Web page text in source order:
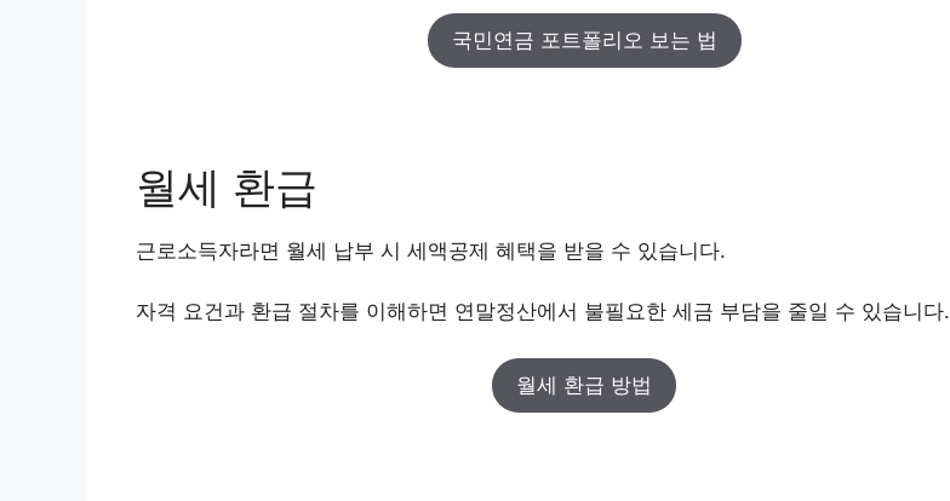
국민연금 포트폴리오 보는 법
월세 환급
근로소득자라면 월세 납부 시 세액공제 혜택을 받을 수 있습니다.
자격 요건과 환급 절차를 이해하면 연말정산에서 불필요한 세금 부담을 줄일 수 있습니다.
월세 환급 방법